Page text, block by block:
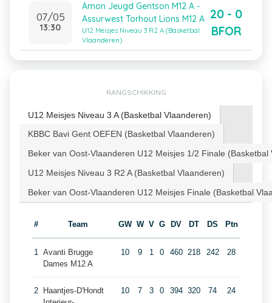
07/05
13:30
Amon Jeugd Gentson M12 A -
Assurwest Torhout Lions M12 A
U12 Meisjes Niveau 3 R2 A (Basketbal
Vlaanderen)
20 - 0
BFOR
RANGSCHIKKING
U12 Meisjes Niveau 3 A (Basketbal Vlaanderen)
KBBC Bavi Gent OEFEN (Basketbal Vlaanderen)
Beker van Oost-Vlaanderen U12 Meisjes 1/2 Finale (Basketbal
U12 Meisjes Niveau 3 R2 A (Basketbal Vlaanderen)
Beker van Oost-Vlaanderen U12 Meisjes Finale (Basketbal
# Team GW W V G DV DT DS Ptn
1 Avanti Brugge
Dames M12 A
10 9 1 0 460 218 242 28
2
Haantjes-D'Hondt
10 7 3 0 394 320 74 24